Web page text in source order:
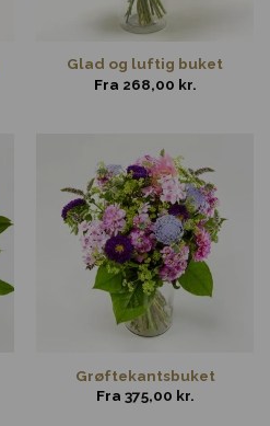
Glad og luftig buket
Fra 268,00 kr.
Grøftekantsbuket
Fra 375,00 kr.